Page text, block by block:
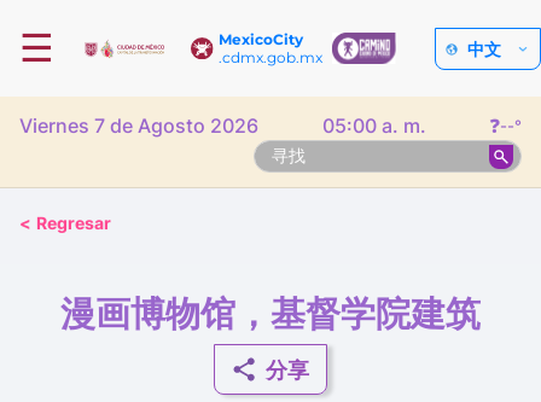
MexicoCity
.cdmx.gob.mx
☰ 中文
Viernes 7 de Agosto 2026 05:00 a. m. ❓--°
< Regresar
漫画博物馆，基督学院建筑
分享